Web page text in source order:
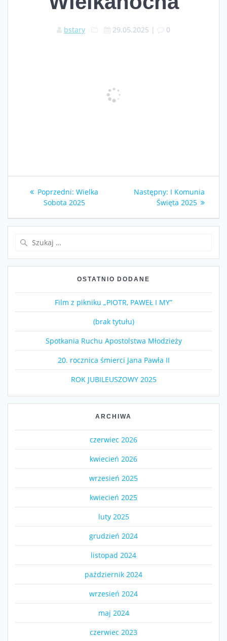
bstary 29.05.2025 | 0
Nawigacja
wpisu
Poprzedni: Poprzedni
wpis:
Wielka
Sobota 2025
Następny: Następny
wpis:
I Komunia
Święta 2025
OSTATNIO DODANE
Film z pikniku „PIOTR, PAWEŁ I MY”
(brak tytułu)
Spotkania Ruchu Apostolstwa Młodzieży
20. rocznica śmierci Jana Pawła II
ROK JUBILEUSZOWY 2025
ARCHIWA
czerwiec 2026
kwiecień 2026
wrzesień 2025
kwiecień 2025
luty 2025
grudzień 2024
listopad 2024
październik 2024
wrzesień 2024
maj 2024
czerwiec 2023